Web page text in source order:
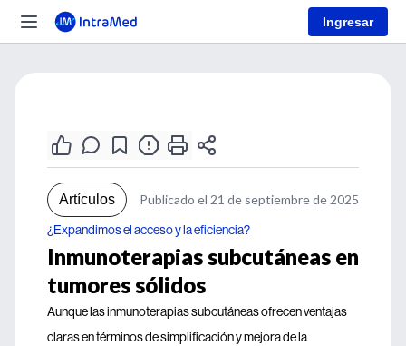
Ingresar
Artículos Publicado el 21 de septiembre de 2025
¿Expandimos el acceso y la eficiencia?
Inmunoterapias subcutáneas en
tumores sólidos
Aunque las inmunoterapias subcutáneas ofrecen ventajas
claras en términos de simplificación y mejora de la